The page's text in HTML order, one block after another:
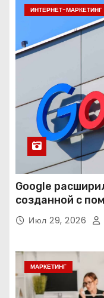
ИНТЕРНЕТ-МАРКЕТИНГ
Google
созданной с
интеллекта
Июл 29, 2026
МАРКЕТИНГ